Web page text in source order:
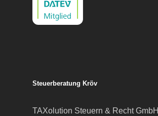
Steuerberatung Kröv
TAXolution Steuern & Recht GmbH